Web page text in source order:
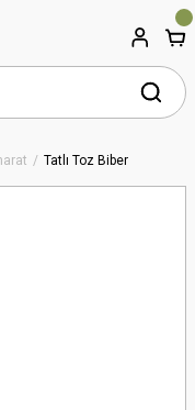
Tatlı Toz Biber